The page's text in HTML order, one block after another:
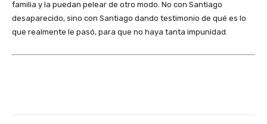
familia y la puedan pelear de otro modo. No con Santiago
desaparecido, sino con Santiago dando testimonio de qué es lo
que realmente le pasó, para que no haya tanta impunidad.